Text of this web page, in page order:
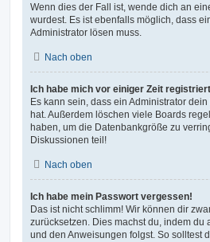
Wenn dies der Fall ist, wende dich an
wurdest. Es ist ebenfalls möglich, dass
Administrator lösen muss.
Nach oben
Ich habe mich vor einiger Zeit
Es kann sein, dass ein Administrator
hat. Außerdem löschen viele Boards
haben, um die Datenbankgröße zu
Diskussionen teil!
Nach oben
Ich habe mein Passwort vergessen!
Das ist nicht schlimm! Wir können dir
zurücksetzen. Dies machst du, indem du
und den Anweisungen folgst. So solltest